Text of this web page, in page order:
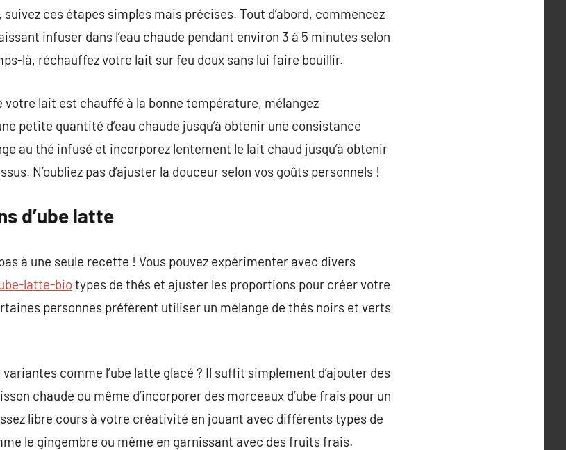
ces étapes simples mais précises. Tout d’abord, commencez
infuser dans l’eau chaude pendant environ 3 à 5 minutes selon
là, réchauffez votre lait sur feu doux sans lui faire bouillir.
lait est chauffé à la bonne température, mélangez
petite quantité d’eau chaude jusqu’à obtenir une consistance
au thé infusé et incorporez lentement le lait chaud jusqu’à obtenir
N’oubliez pas d’ajuster la douceur selon vos goûts personnels !
d’ube latte
à une seule recette ! Vous pouvez expérimenter avec divers
latte-bio types de thés et ajuster les proportions pour créer votre
personnes préfèrent utiliser un mélange de thés noirs et verts
comme l’ube latte glacé ? Il suffit simplement d’ajouter des
chaude ou même d’incorporer des morceaux d’ube frais pour un
libre cours à votre créativité en jouant avec différents types de
le gingembre ou même en garnissant avec des fruits frais.